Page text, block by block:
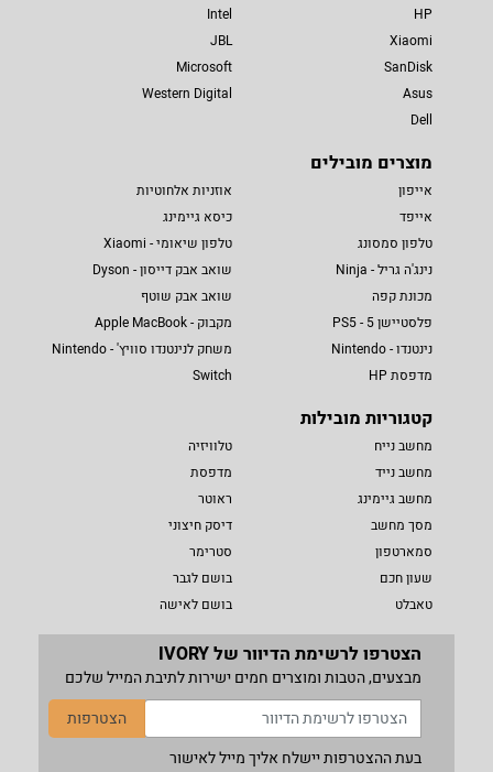
HP
Xiaomi
SanDisk
Asus
Dell
Intel
JBL
Microsoft
Western Digital
מוצרים מובילים
אייפון
אייפד
טלפון סמסונג
נינג'ה גריל - Ninja
מכונת קפה
פלסטיישן 5 - PS5
נינטנדו - Nintendo
מדפסת HP
אוזניות אלחוטיות
כיסא גיימינג
טלפון שיאומי - Xiaomi
שואב אבק דייסון - Dyson
שואב אבק שוטף
מקבוק - Apple MacBook
משחק לנינטנדו סוויץ' - Nintendo
Switch
קטגוריות מובילות
מחשב נייח
מחשב נייד
מחשב גיימינג
מסך מחשב
סמארטפון
שעון חכם
טאבלט
טלוויזיה
מדפסת
ראוטר
דיסק חיצוני
סטרימר
בושם לגבר
בושם לאישה
הצטרפו לרשימת הדיוור של IVORY
מבצעים, הטבות ומוצרים חמים ישירות לתיבת המייל שלכם
הצטרפות
בעת ההצטרפות יישלח אליך מייל לאישור